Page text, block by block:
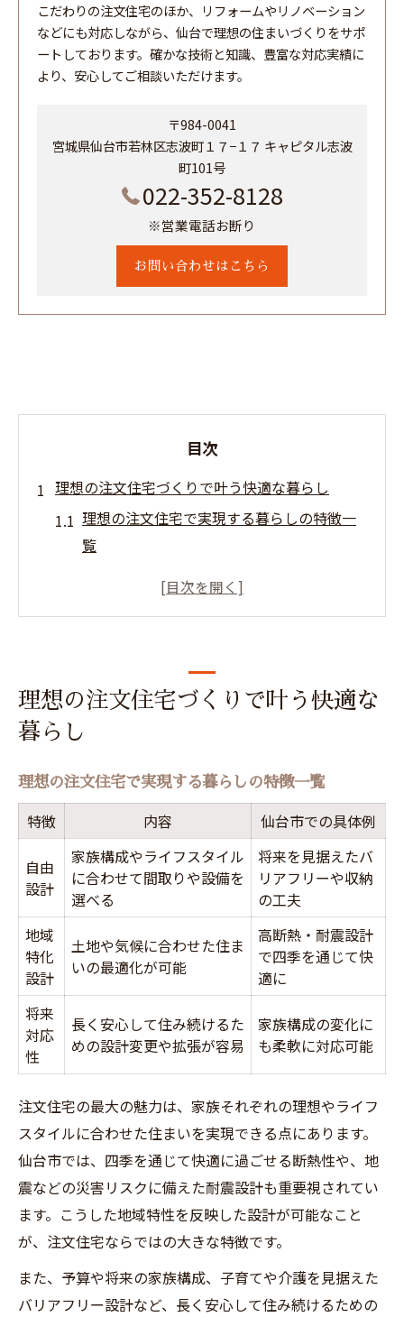
こだわりの注文住宅のほか、リフォームやリノベーション
などにも対応しながら、仙台で理想の住まいづくりをサポ
ートしております。確かな技術と知識、豊富な対応実績に
より、安心してご相談いただけます。
〒984-0041
宮城県仙台市若林区志波町１７−１７ キャピタル志波
町101号
022-352-8128
※営業電話お断り
お問い合わせはこちら
目次
理想の注文住宅づくりで叶う快適な暮らし
理想の注文住宅で実現する暮らしの特徴一
覧
快適さ重視なら注文住宅が選ばれる理由
注文住宅の暮らしやすさを高める設計ポイ
仙台市で注文住宅を選ぶメリット比較表
地域特性を活かす注文住宅の魅力
宮城県仙台市の気候に合った注文住宅設計
注文住宅なら仙台市の災害対策も安心
仙台市の土地活用に強い注文住宅の特徴
家族の未来を見据えた住まい設計の極意
家族構成別に考える注文住宅の設計例
将来性を見据えた間取りの工夫ポイント
注文住宅で叶えるライフステージ対応設計
子育て世代が安心できる注文住宅の工夫
住み心地重視なら注文住宅がおすすめ
住み心地を左右する注文住宅の要素一覧
注文住宅で叶える収納と動線の最適化
快適な室内環境を作る注文住宅の工夫
注文住宅ならではの住み心地向上ポイント
住みやすさを追求した注文住宅実例紹介
快適さと安心を求める家づくりのヒント
理想の注文住宅づくりで叶う快適な
暮らし
理想の注文住宅で実現する暮らしの特徴一覧
特徴 内容 仙台市での具体例
自由
設計
家族構成やライフスタイル
に合わせて間取りや設備を
選べる
将来を見据えたバ
リアフリーや収納
の工夫
地域
特化
設計
土地や気候に合わせた住ま
いの最適化が可能
高断熱・耐震設計
で四季を通じて快
適に
将来
対応
性
長く安心して住み続けるた
めの設計変更や拡張が容易
家族構成の変化に
も柔軟に対応可能
注文住宅の最大の魅力は、家族それぞれの理想やライフ
スタイルに合わせた住まいを実現できる点にあります。
仙台市では、四季を通じて快適に過ごせる断熱性や、地
震などの災害リスクに備えた耐震設計も重要視されてい
ます。こうした地域特性を反映した設計が可能なこと
が、注文住宅ならではの大きな特徴です。
また、予算や将来の家族構成、子育てや介護を見据えた
バリアフリー設計など、長く安心して住み続けるための